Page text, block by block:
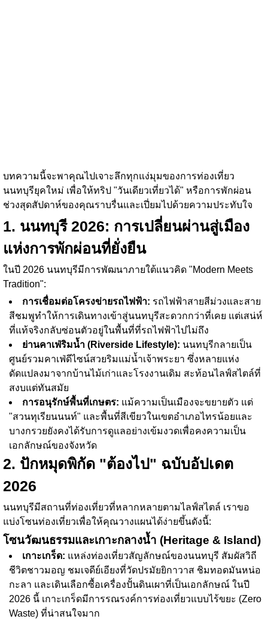
บทความนี้จะพาคุณไปเจาะลึกทุกแง่มุมของการท่องเที่ยว
นนทบุรียุคใหม่ เพื่อให้ทริป "วันเดียวเที่ยวได้" หรือการพักผ่อน
ช่วงสุดสัปดาห์ของคุณราบรื่นและเปี่ยมไปด้วยความประทับใจ
1. นนทบุรี 2026: การเปลี่ยนผ่านสู่เมือง
แห่งการพักผ่อนที่ยั่งยืน
ในปี 2026 นนทบุรีมีการพัฒนาภายใต้แนวคิด "Modern Meets
Tradition":
การเชื่อมต่อโครงข่ายรถไฟฟ้า: รถไฟฟ้าสายสีม่วงและสาย
สีชมพูทำให้การเดินทางเข้าสู่นนทบุรีสะดวกกว่าที่เคย แต่เสน่ห์
ที่แท้จริงกลับซ่อนตัวอยู่ในพื้นที่ที่รถไฟฟ้าไปไม่ถึง
ย่านคาเฟ่ริมน้ำ (Riverside Lifestyle): นนทบุรีกลายเป็น
ศูนย์รวมคาเฟ่ดีไซน์สวยริมแม่น้ำเจ้าพระยา ซึ่งหลายแห่ง
ดัดแปลงมาจากบ้านไม้เก่าและโรงงานเดิม สะท้อนไลฟ์สไตล์ที่
สงบแต่ทันสมัย
การอนุรักษ์พื้นที่เกษตร: แม้ความเป็นเมืองจะขยายตัว แต่
"สวนทุเรียนนนท์" และพื้นที่สีเขียวในเขตอำเภอไทรน้อยและ
บางกรวยยังคงได้รับการดูแลอย่างเข้มงวดเพื่อคงความเป็น
เอกลักษณ์ของจังหวัด
2. ปักหมุดพิกัด "ต้องไป" ฉบับอัปเดต
2026
นนทบุรีมีสถานที่ท่องเที่ยวที่หลากหลายตามไลฟ์สไตล์ เราขอ
แบ่งโซนท่องเที่ยวเพื่อให้คุณวางแผนได้ง่ายขึ้นดังนี้:
โซนวัฒนธรรมและเกาะกลางน้ำ (Heritage & Island)
เกาะเกร็ด: แหล่งท่องเที่ยวสัญลักษณ์ของนนทบุรี สัมผัสวิถี
ชีวิตชาวมอญ ชมเจดีย์เอียงที่วัดปรมัยยิกาวาส ชิมทอดมันหน่อ
กะลา และเดินเลือกซื้อเครื่องปั้นดินเผาที่เป็นเอกลักษณ์ ในปี
2026 นี้ เกาะเกร็ดมีการรณรงค์การท่องเที่ยวแบบไร้ขยะ (Zero
Waste) ที่น่าสนใจมาก